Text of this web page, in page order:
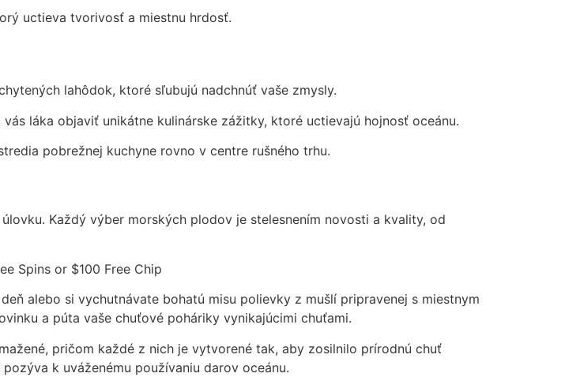
uctieva tvorivosť a miestnu hrdosť.
lahôdok, ktoré sľubujú nadchnúť vaše zmysly.
láka objaviť unikátne kulinárske zážitky, ktoré uctievajú hojnosť oceánu.
pobrežnej kuchyne rovno v centre rušného trhu.
Každý výber morských plodov je stelesnením novosti a kvality, od
alebo si vychutnávate bohatú misu polievky z mušlí pripravenej s miestnym
a púta vaše chuťové poháriky vynikajúcimi chuťami.
pričom každé z nich je vytvorené tak, aby zosilnilo prírodnú chuť
k uváženému používaniu darov oceánu.